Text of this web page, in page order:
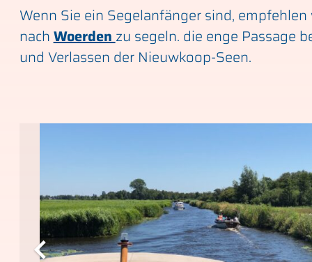
Wenn Sie ein Segelanfänger sind,
nachWoerdenzu segeln. die enge Passage
und Verlassen der Nieuwkoop-Seen.